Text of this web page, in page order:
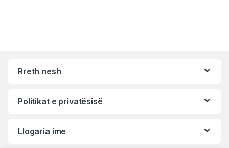
Rreth nesh
Politikat e privatësisë
Llogaria ime